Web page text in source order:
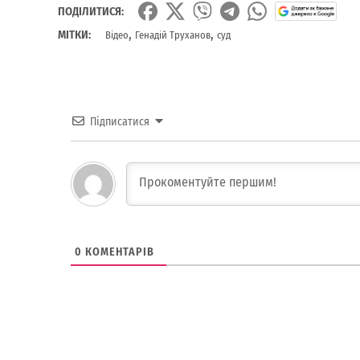
ПОДІЛИТИСЯ:
МІТКИ:
Відео, Генадій Труханов, суд
Підписатися
0 КОМЕНТАРІВ